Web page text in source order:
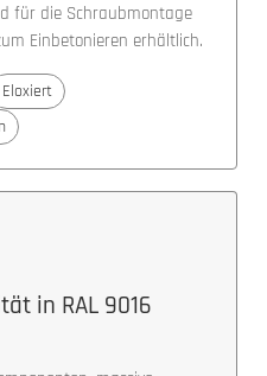
für die Schraubmontage
Einbetonieren erhältlich.
Eloxiert
in RAL 9016